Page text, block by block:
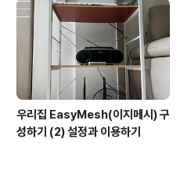
우리집 EasyMesh(이지메시) 구
성하기 (2) 설정과 이용하기